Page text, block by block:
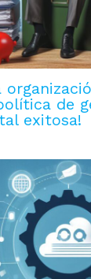
de
exitosa!